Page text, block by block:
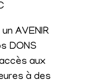
AVENIR
DONS
aux
à des